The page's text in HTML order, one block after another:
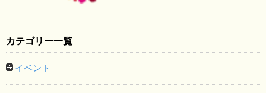
カテゴリー一覧
イベント